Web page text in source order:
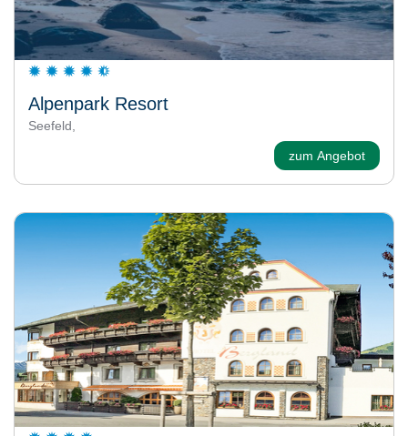
Alpenpark Resort
Seefeld,
zum Angebot